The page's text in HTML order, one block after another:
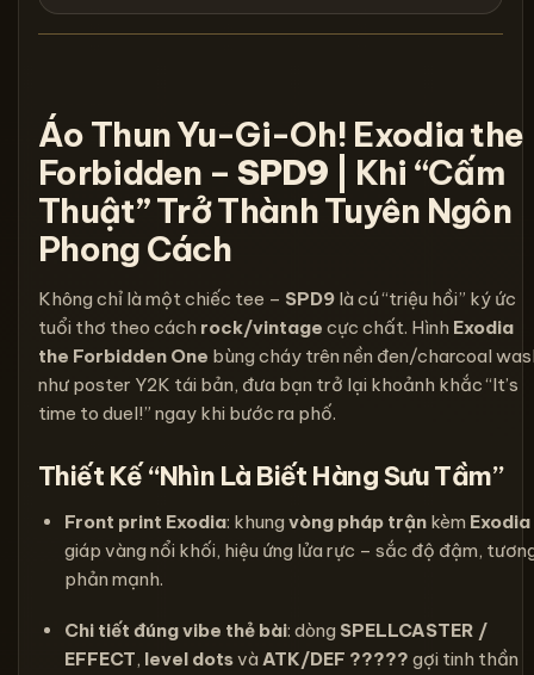
Áo Thun Yu-Gi-Oh! Exodia the
Forbidden – SPD9 | Khi “Cấm
Thuật” Trở Thành Tuyên Ngôn
Phong Cách
Không chỉ là một chiếc tee – SPD9 là cú “triệu hồi” ký ức
tuổi thơ theo cách rock/vintage cực chất. Hình Exodia
the Forbidden One bùng cháy trên nền đen/charcoal
như poster Y2K tái bản, đưa bạn trở lại khoảnh khắc “It’s
time to duel!” ngay khi bước ra phố.
Thiết Kế “Nhìn Là Biết Hàng Sưu Tầm”
Front print Exodia: khung vòng pháp trận kèm Exodia
giáp vàng nổi khối, hiệu ứng lửa rực – sắc độ đậm,
phản mạnh.
Chi tiết đúng vibe thẻ bài: dòng SPELLCASTER /
EFFECT, level dotsvà ATK/DEF ????? gợi tinh thần